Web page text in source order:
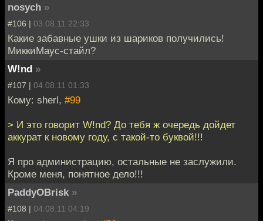
nosych »
#106 | 03.08.11 22:33
Какие забавные ушки из шариков получились!
МиккиМаус-стайл?
W!nd »
#107 | 04.08.11 01:33
Кому: sherl, #99
> И это говорит W!nd? До тебя ж очередь дойдет
аккурат к новому году, с такой-то буквой!!!
Я про администрацию, остальные не заслужили.
Кроме меня, понятное дело!!!
PaddyOBrisk »
#108 | 04.08.11 04:19